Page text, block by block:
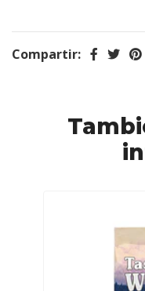
Compartir: